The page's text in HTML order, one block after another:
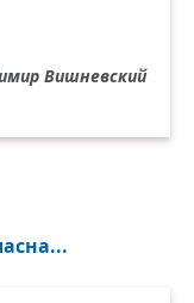
Вишневский